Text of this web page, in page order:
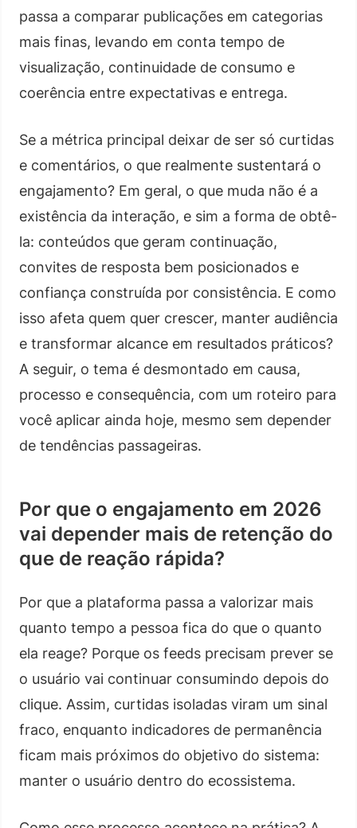
passa a comparar publicações em categorias
mais finas, levando em conta tempo de
visualização, continuidade de consumo e
coerência entre expectativas e entrega.
Se a métrica principal deixar de ser só curtidas
e comentários, o que realmente sustentará o
engajamento? Em geral, o que muda não é a
existência da interação, e sim a forma de obtê-
la: conteúdos que geram continuação,
convites de resposta bem posicionados e
confiança construída por consistência. E como
isso afeta quem quer crescer, manter audiência
e transformar alcance em resultados práticos?
A seguir, o tema é desmontado em causa,
processo e consequência, com um roteiro para
você aplicar ainda hoje, mesmo sem depender
de tendências passageiras.
Por que o engajamento em 2026
vai depender mais de retenção do
que de reação rápida?
Por que a plataforma passa a valorizar mais
quanto tempo a pessoa fica do que o quanto
ela reage? Porque os feeds precisam prever se
o usuário vai continuar consumindo depois do
clique. Assim, curtidas isoladas viram um sinal
fraco, enquanto indicadores de permanência
ficam mais próximos do objetivo do sistema:
manter o usuário dentro do ecossistema.